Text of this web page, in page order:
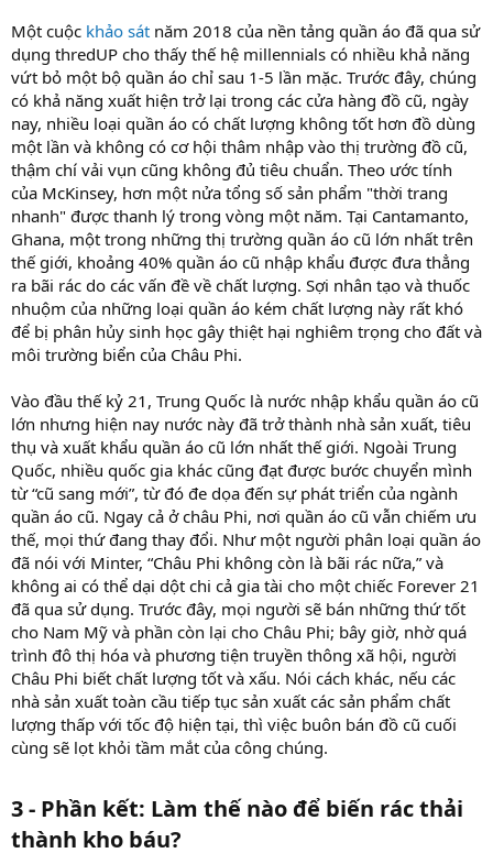
Một cuộc khảo sát năm 2018 của nền tảng quần áo đã qua sử
dụng thredUP cho thấy thế hệ millennials có nhiều khả năng
vứt bỏ một bộ quần áo chỉ sau 1-5 lần mặc. Trước đây, chúng
có khả năng xuất hiện trở lại trong các cửa hàng đồ cũ, ngày
nay, nhiều loại quần áo có chất lượng không tốt hơn đồ dùng
một lần và không có cơ hội thâm nhập vào thị trường đồ cũ,
thậm chí vải vụn cũng không đủ tiêu chuẩn. Theo ước tính
của McKinsey, hơn một nửa tổng số sản phẩm "thời trang
nhanh" được thanh lý trong vòng một năm. Tại Cantamanto,
Ghana, một trong những thị trường quần áo cũ lớn nhất trên
thế giới, khoảng 40% quần áo cũ nhập khẩu được đưa thẳng
ra bãi rác do các vấn đề về chất lượng. Sợi nhân tạo và thuốc
nhuộm của những loại quần áo kém chất lượng này rất khó
để bị phân hủy sinh học gây thiệt hại nghiêm trọng cho đất và
môi trường biển của Châu Phi.
Vào đầu thế kỷ 21, Trung Quốc là nước nhập khẩu quần áo cũ
lớn nhưng hiện nay nước này đã trở thành nhà sản xuất, tiêu
thụ và xuất khẩu quần áo cũ lớn nhất thế giới. Ngoài Trung
Quốc, nhiều quốc gia khác cũng đạt được bước chuyển mình
từ “cũ sang mới”, từ đó đe dọa đến sự phát triển của ngành
quần áo cũ. Ngay cả ở châu Phi, nơi quần áo cũ vẫn chiếm ưu
thế, mọi thứ đang thay đổi. Như một người phân loại quần áo
đã nói với Minter, “Châu Phi không còn là bãi rác nữa,” và
không ai có thể dại dột chi cả gia tài cho một chiếc Forever 21
đã qua sử dụng. Trước đây, mọi người sẽ bán những thứ tốt
cho Nam Mỹ và phần còn lại cho Châu Phi; bây giờ, nhờ quá
trình đô thị hóa và phương tiện truyền thông xã hội, người
Châu Phi biết chất lượng tốt và xấu. Nói cách khác, nếu các
nhà sản xuất toàn cầu tiếp tục sản xuất các sản phẩm chất
lượng thấp với tốc độ hiện tại, thì việc buôn bán đồ cũ cuối
cùng sẽ lọt khỏi tầm mắt của công chúng.
3 - Phần kết: Làm thế nào để biến rác thải
thành kho báu?​